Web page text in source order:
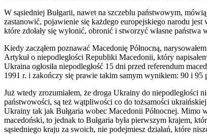
W sąsiedniej Bułgarii, nawet na szczeblu państwowym,
zastanowić, pojawienie się każdego europejskiego narodu
które zdołały się wyłonić, obronić i stworzyć własne
Kiedy zacząłem poznawać Macedonię Północną,
Artykuł o niepodległości Republiki Macedonii, który
Ukraina ogłosiła niepodległość 15 dni przed referendum
1991 r. i zakończy się prawie takim samym wynikiem: 90 i 95
Już wtedy zrozumiałem, że droga Ukrainy do niepodległości
państwowości, są też wątpliwości co do tożsamości
Ukrainy tak jak Bułgaria wobec Macedonii Północnej. Mimo
macedoński, to jednak to Bułgaria była pierwszym krajem,
sąsiedniego kraju za swoich, nie podejmiesz działań, które